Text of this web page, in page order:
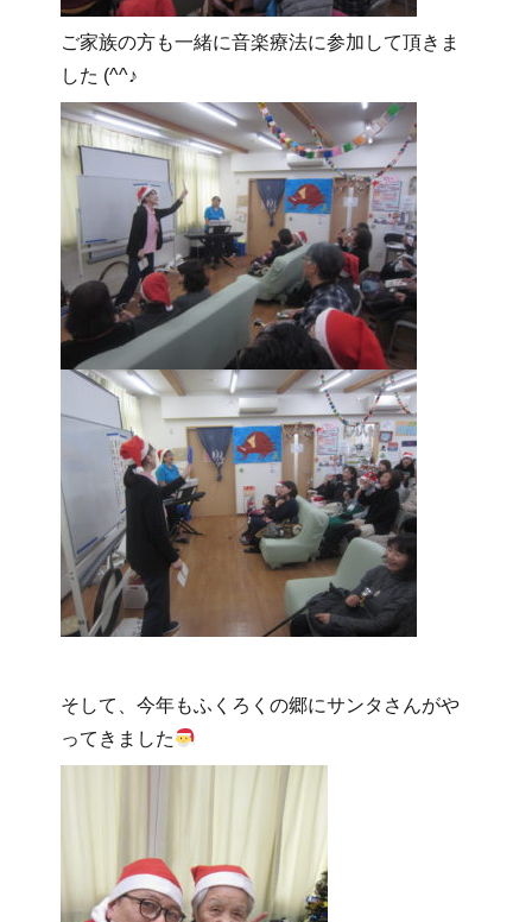
ご家族の方も一緒に音楽療法に参加して頂きま
した (^^♪
そして、今年もふくろくの郷にサンタさんがや
ってきました